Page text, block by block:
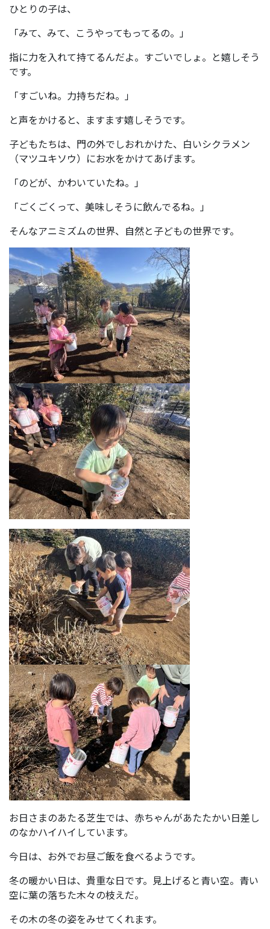
ひとりの子は、
「みて、みて、こうやってもってるの。」
指に力を入れて持てるんだよ。すごいでしょ。と嬉しそう
です。
「すごいね。力持ちだね。」
と声をかけると、ますます嬉しそうです。
子どもたちは、門の外でしおれかけた、白いシクラメン
（マツユキソウ）にお水をかけてあげます。
「のどが、かわいていたね。」
「ごくごくって、美味しそうに飲んでるね。」
そんなアニミズムの世界、自然と子どもの世界です。
お日さまのあたる芝生では、赤ちゃんがあたたかい日差し
のなかハイハイしています。
今日は、お外でお昼ご飯を食べるようです。
冬の暖かい日は、貴重な日です。見上げると青い空。青い
空に葉の落ちた木々の枝えだ。
その木の冬の姿をみせてくれます。